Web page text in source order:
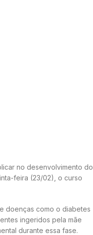
no desenvolvimento do
feira (23/02), o curso
doenças como o diabetes
ingeridos pela mãe
durante essa fase.